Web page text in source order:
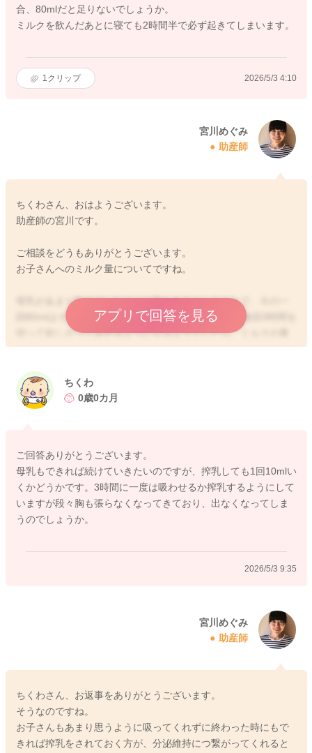
合、80mlだと足りないでしょうか。
ミルクを飲んだあとに寝ても2時間半で必ず起きてしまいます。
1 クリップ 2026/5/3 4:10
宮川めぐみ
助産師
ちくわさん、おはようございます。
助産師の宮川です。
ご相談をどうもありがとうございます。
お子さんへのミルク量についてですね。
母乳があまり飲めていなそうな時もあるということで、今の一
回80mlはそれほど少ない量ではないと思いますが、毎回3時間を
切って欲しがってみせるようになるようでしたら、ミルクの量
をもう少し増やしてみてもいいと思いますよ。
どうぞよろしくお願いします。
アプリで回答を見る
ちくわ
0歳0カ月
ご回答ありがとうございます。
母乳もできれば続けていきたいのですが、搾乳しても1回10mlい
くかどうかです。3時間に一度は吸わせるか搾乳するようにして
いますが段々胸も張らなくなってきており、出なくなってしま
うのでしょうか。
2026/5/3 9:35
宮川めぐみ
助産師
ちくわさん、お返事をありがとうございます。
そうなのですね。
お子さんもあまり思うように吸ってくれずに終わった時にもで
きれば搾乳をされておく方が、分泌維持につ繋がってくれると